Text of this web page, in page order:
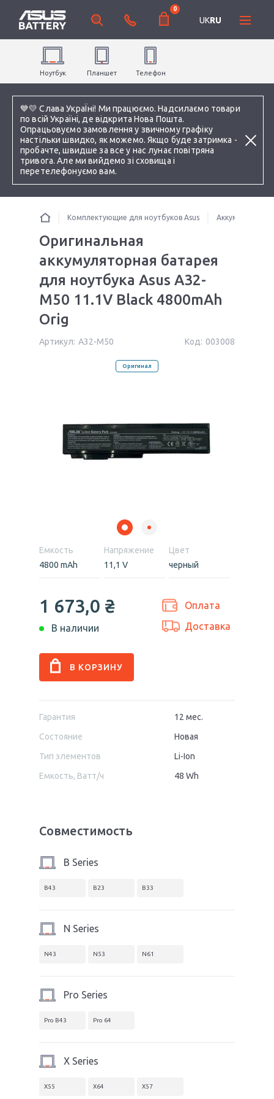
💙💛 Слава УкраЇні! Ми працюємо. Надсилаємо товари
по всій Україні, де відкрита Нова Пошта.
Опрацьовуємо замовлення у звичному графіку
настільки швидко, як можемо. Якщо буде затримка -
пробачте, швидше за все у нас лунає повітряна
тривога. Але ми вийдемо зі сховища і
перетелефонуємо вам.
0
UKRU
Ноутбук Планшет Телефон
Комплектующие для ноутбуков Asus Аккумуляторы
Оригинальная
аккумуляторная батарея
для ноутбука Asus A32-
M50 11.1V Black 4800mAh
Orig
Артикул: A32-M50 Код: 003008
Оригинал
Емкость
4800 mAh
Напряжение
11,1 V
Цвет
черный
1 673,0 ₴
В наличии
Оплата
Доставка
Гарантия
12 мес.
Состояние
Новая
Тип элементов
Li-Ion
Емкость, Ватт/ч
48 Wh
Совместимость
B Series
B43 B23 B33
N Series
N43 N53 N61
Pro Series
Pro B43 Pro 64
X Series
X55 X64 X57